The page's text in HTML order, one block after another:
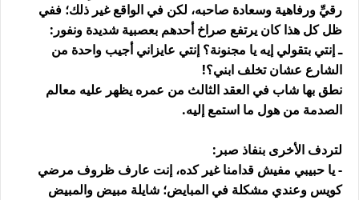
رقيِّ ورفاهية وسعادة صاحبه، لكن في الواقع غير ذلك؛ ففي
ظل كل هذا كان يرتفع صراخ أحدهم بعصبية شديدة ونفور:
ـ إنتي بتقولي إيه يا مجنونة؟ إنتي عايزاني أجيب واحدة من
الشارع عشان تخلف ابني؟!
نطق بها شاب في العقد الثالث من عمره يظهر عليه معالم
الصدمة من هول ما استمع إليه.
لتردف الأخرى بنفاذ صبر:
- يا حبيبي مفيش قدامنا غير كده، إنت عارف ظروف مرضي
كويس وعندي مشكلة في المبايض؛ شايلة مبيض والمبيض